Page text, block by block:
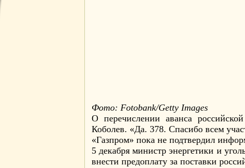
Фото: Fotobank/Getty Images
О перечислении аванса
Коболев. «Да. 378. Спасибо всем
«Газпром» пока не подтвердил
5 декабря министр энергетики и
внести предоплату за поставки